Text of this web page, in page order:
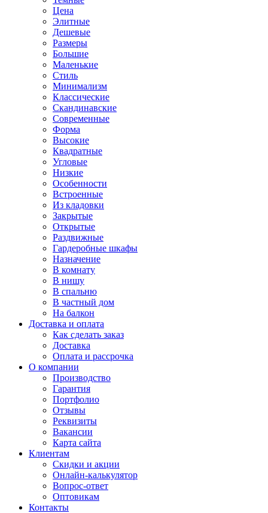
Цена
Элитные
Дешевые
Размеры
Большие
Маленькие
Стиль
Минимализм
Классические
Скандинавские
Современные
Форма
Высокие
Квадратные
Угловые
Низкие
Особенности
Встроенные
Из кладовки
Закрытые
Открытые
Раздвижные
Гардеробные шкафы
Назначение
В комнату
В нишу
В спальню
В частный дом
На балкон
Доставка и оплата
Как сделать заказ
Доставка
Оплата и рассрочка
О компании
Производство
Гарантия
Портфолио
Отзывы
Реквизиты
Вакансии
Карта сайта
Клиентам
Скидки и акции
Онлайн-калькулятор
Вопрос-ответ
Оптовикам
Контакты